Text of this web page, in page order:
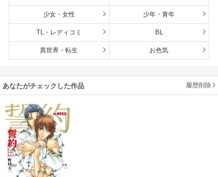
少女・女性 少年・青年
TL・レディコミ BL
異世界・転生 お色気
あなたがチェックした作品 履歴削除